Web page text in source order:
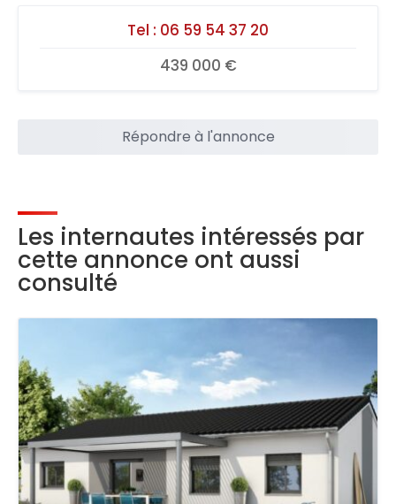
Tel : 06 59 54 37 20
439 000 €
Répondre à l'annonce
Les internautes intéressés par
cette annonce ont aussi
consulté